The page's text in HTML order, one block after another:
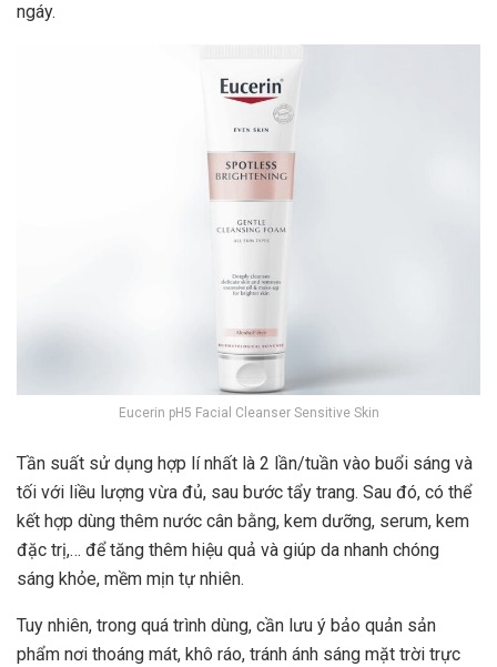
ngáy.
Eucerin pH5 Facial Cleanser Sensitive Skin
Tần suất sử dụng hợp lí nhất là 2 lần/tuần vào buổi sáng và
tối với liều lượng vừa đủ, sau bước tẩy trang. Sau đó, có thể
kết hợp dùng thêm nước cân bằng, kem dưỡng, serum, kem
đặc trị,… để tăng thêm hiệu quả và giúp da nhanh chóng
sáng khỏe, mềm mịn tự nhiên.
Tuy nhiên, trong quá trình dùng, cần lưu ý bảo quản sản
phẩm nơi thoáng mát, khô ráo, tránh ánh sáng mặt trời trực